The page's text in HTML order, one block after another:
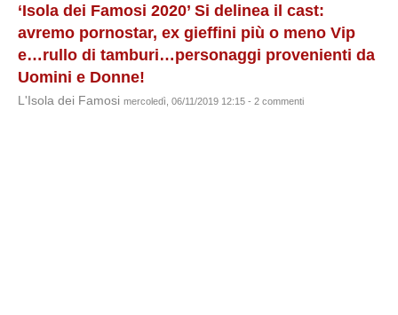
‘Isola dei Famosi 2020’ Si delinea il cast:
avremo pornostar, ex gieffini più o meno Vip
e…rullo di tamburi…personaggi provenienti da
Uomini e Donne!
L'Isola dei Famosi mercoledì, 06/11/2019 12:15 - 2 commenti